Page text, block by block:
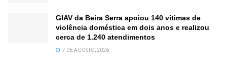
GIAV da Beira Serra apoiou 140 vítimas de
violência doméstica em dois anos e realizou
cerca de 1.240 atendimentos
7 DE AGOSTO, 2026